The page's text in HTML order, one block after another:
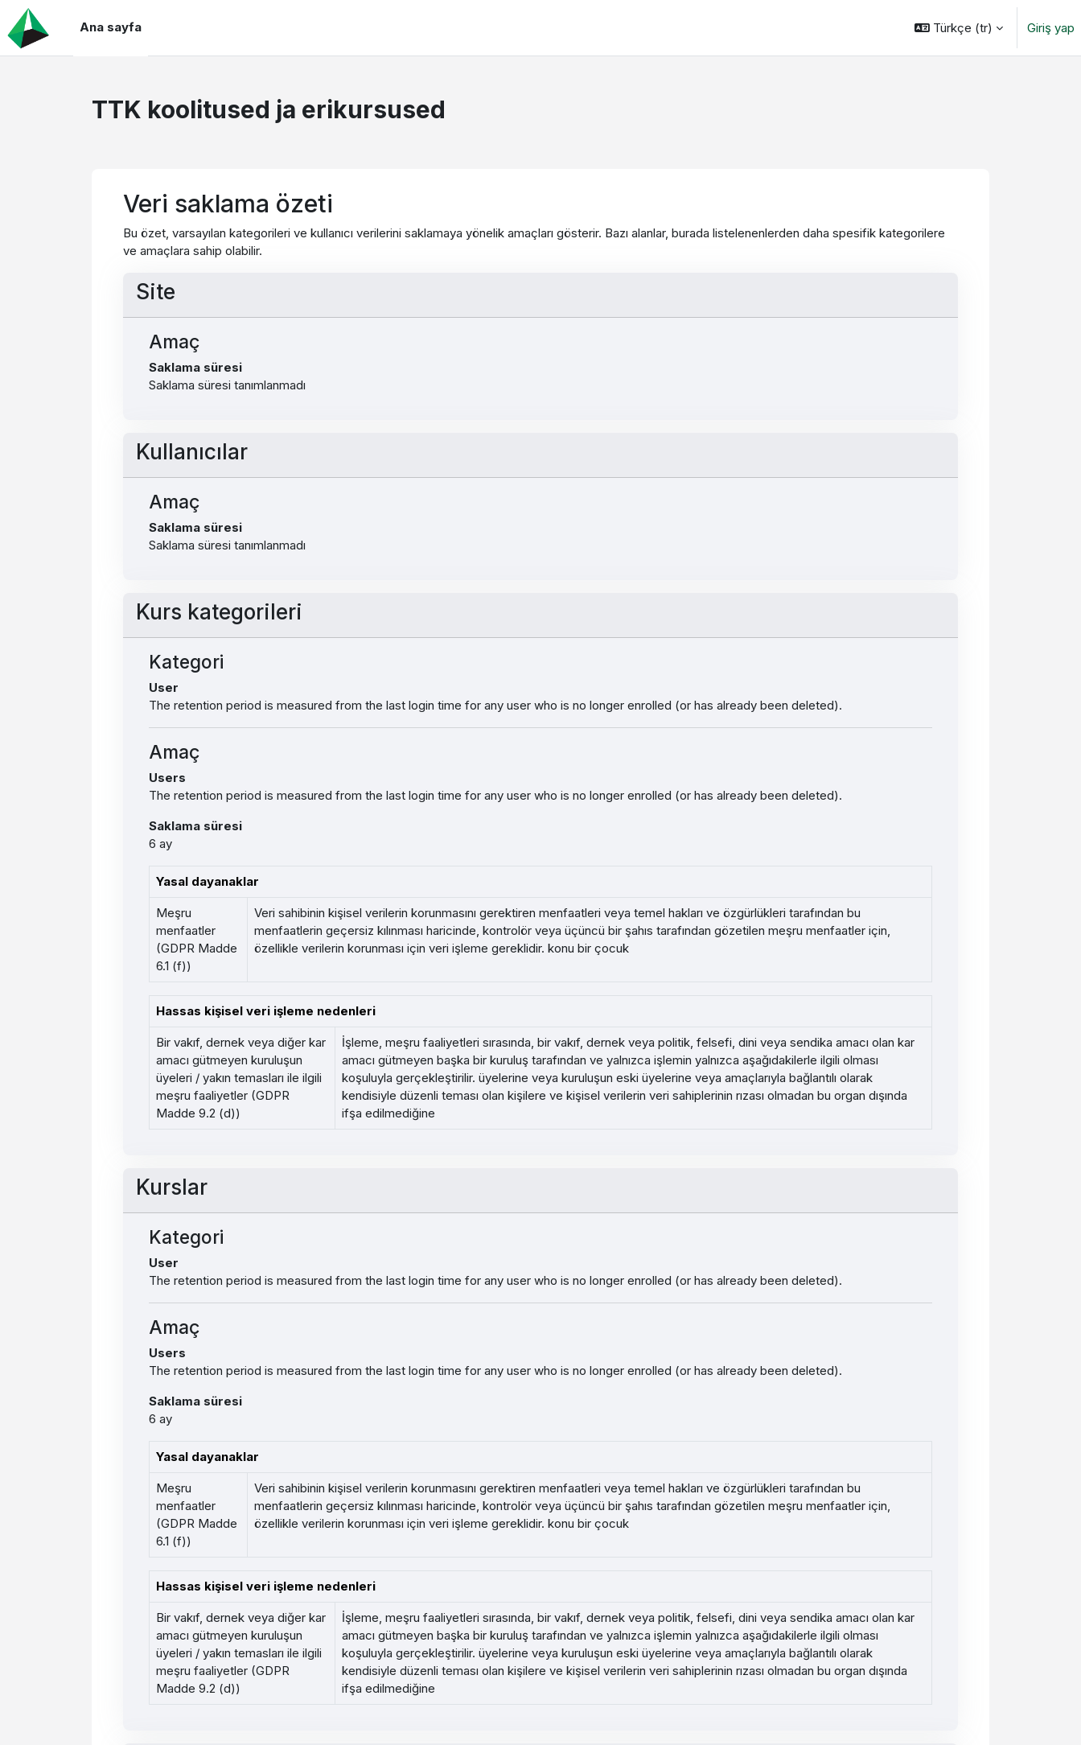
Ana içeriğe git
Ana sayfa
Türkçe ‎(tr)‎ Giriş yap
TTK koolitused ja erikursused
Veri saklama özeti
Bu özet, varsayılan kategorileri ve kullanıcı verilerini saklamaya yönelik amaçları gösterir. Bazı alanlar, burada listelenenlerden daha spesifik kategorilere
ve amaçlara sahip olabilir.
Site
Amaç
Saklama süresi
Saklama süresi tanımlanmadı
Kullanıcılar
Amaç
Saklama süresi
Saklama süresi tanımlanmadı
Kurs kategorileri
Kategori
User
The retention period is measured from the last login time for any user who is no longer enrolled (or has already been deleted).
Amaç
Users
The retention period is measured from the last login time for any user who is no longer enrolled (or has already been deleted).
Saklama süresi
6 ay
Yasal dayanaklar
Meşru
menfaatler
(GDPR Madde
6.1 (f))
Veri sahibinin kişisel verilerin korunmasını gerektiren menfaatleri veya temel hakları ve özgürlükleri tarafından bu
menfaatlerin geçersiz kılınması haricinde, kontrolör veya üçüncü bir şahıs tarafından gözetilen meşru menfaatler için,
özellikle verilerin korunması için veri işleme gereklidir. konu bir çocuk
Hassas kişisel veri işleme nedenleri
Bir vakıf, dernek veya diğer kar
amacı gütmeyen kuruluşun
üyeleri / yakın temasları ile ilgili
meşru faaliyetler (GDPR
Madde 9.2 (d))
İşleme, meşru faaliyetleri sırasında, bir vakıf, dernek veya politik, felsefi, dini veya sendika amacı olan kar
amacı gütmeyen başka bir kuruluş tarafından ve yalnızca işlemin yalnızca aşağıdakilerle ilgili olması
koşuluyla gerçekleştirilir. üyelerine veya kuruluşun eski üyelerine veya amaçlarıyla bağlantılı olarak
kendisiyle düzenli teması olan kişilere ve kişisel verilerin veri sahiplerinin rızası olmadan bu organ dışında
ifşa edilmediğine
Kurslar
Kategori
User
The retention period is measured from the last login time for any user who is no longer enrolled (or has already been deleted).
Amaç
Users
The retention period is measured from the last login time for any user who is no longer enrolled (or has already been deleted).
Saklama süresi
6 ay
Yasal dayanaklar
Meşru
menfaatler
(GDPR Madde
6.1 (f))
Veri sahibinin kişisel verilerin korunmasını gerektiren menfaatleri veya temel hakları ve özgürlükleri tarafından bu
menfaatlerin geçersiz kılınması haricinde, kontrolör veya üçüncü bir şahıs tarafından gözetilen meşru menfaatler için,
özellikle verilerin korunması için veri işleme gereklidir. konu bir çocuk
Hassas kişisel veri işleme nedenleri
Bir vakıf, dernek veya diğer kar
amacı gütmeyen kuruluşun
üyeleri / yakın temasları ile ilgili
meşru faaliyetler (GDPR
Madde 9.2 (d))
İşleme, meşru faaliyetleri sırasında, bir vakıf, dernek veya politik, felsefi, dini veya sendika amacı olan kar
amacı gütmeyen başka bir kuruluş tarafından ve yalnızca işlemin yalnızca aşağıdakilerle ilgili olması
koşuluyla gerçekleştirilir. üyelerine veya kuruluşun eski üyelerine veya amaçlarıyla bağlantılı olarak
kendisiyle düzenli teması olan kişilere ve kişisel verilerin veri sahiplerinin rızası olmadan bu organ dışında
ifşa edilmediğine